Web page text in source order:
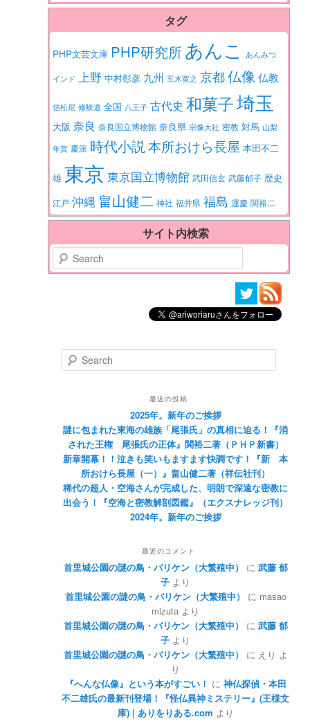
タグ
PHP文芸文庫 PHP研究所あんこ あんみつ
インド 上野 中村彰彦 九州 五木寛之 京都仏像 仏教
信松尼 修験道 全国 八王子 古代史 和菓子埼玉
大阪 奈良 奈良国立博物館 奈良県 宗像大社 密教 対馬 山梨
年賀 慶派 時代小説本所おけら長屋 本田不二
雄 東京 東京国立博物館 武田信玄 武藤郁子 歴史
江戸 沖縄 畠山健二 神社 福井県 福島 運慶 関裕二
サイト内検索
Search
Search
最近の投稿
2025年。新年のご挨拶
謎に包まれた東海の雄族「尾張氏」の真相に迫る！『消
された王権 尾張氏の正体』関裕二著（ＰＨＰ新書）
新章開幕！！泣きも笑いもますます快調です！『新 本
所おけら長屋（一）』畠山健二著（祥伝社刊）
稀代の超人・空海さんが完成した、明朗で深遠な密教に
出会う！『空海と密教解剖図鑑』（エクスナレッジ刊）
2024年。新年のご挨拶
最近のコメント
首里城公園の謎の鳥・バリケン（大繁殖中） に 武藤 郁
子 より
首里城公園の謎の鳥・バリケン（大繁殖中）
に masao
mizuta より
首里城公園の謎の鳥・バリケン（大繁殖中）
に 武藤 郁
子 より
首里城公園の謎の鳥・バリケン（大繁殖中）
に えり よ
り
『へんな仏像』という本がすごい！ に 神仏探偵・本田
不二雄氏の最新刊登場！『怪仏異神ミステリー』(王様文
庫) | ありをりある.com より